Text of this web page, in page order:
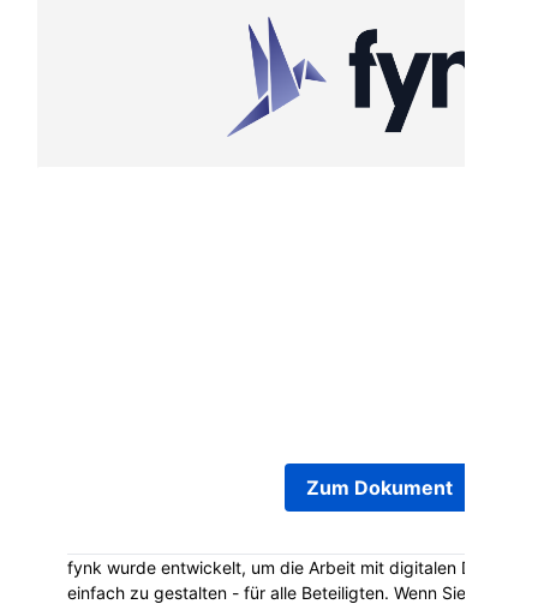
Zum Dokument
fynk wurde entwickelt, um die Arbeit mit digitalen
einfach zu gestalten - für alle Beteiligten. Wenn Sie Fragen